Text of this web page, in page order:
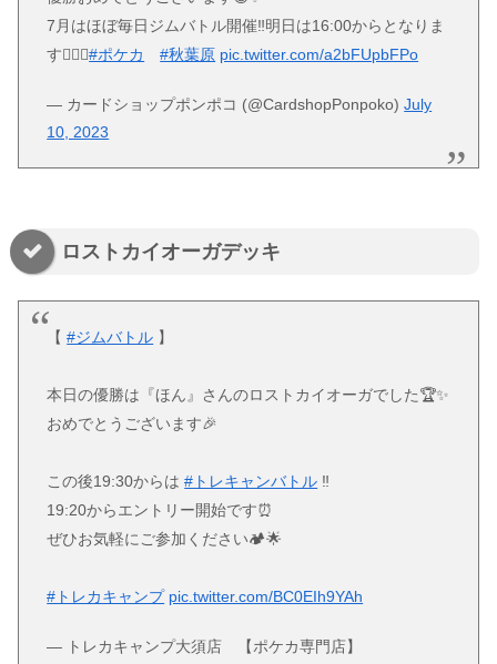
7月はほぼ毎日ジムバトル開催‼️明日は16:00からとなりま
す🙇‍♂️✨#ポケカ #秋葉原 pic.twitter.com/a2bFUpbFPo
— カードショップポンポコ (@CardshopPonpoko)July
10, 2023
ロストカイオーガデッキ
【#ジムバトル 】
本日の優勝は『ほん』さんのロストカイオーガでした🏆✨
おめでとうございます🎉
この後19:30からは#トレキャンバトル ‼️
19:20からエントリー開始です⏰
ぜひお気軽にご参加ください🏕🌟
#トレカキャンプ pic.twitter.com/BC0EIh9YAh
— トレカキャンプ大須店 【ポケカ専門店】